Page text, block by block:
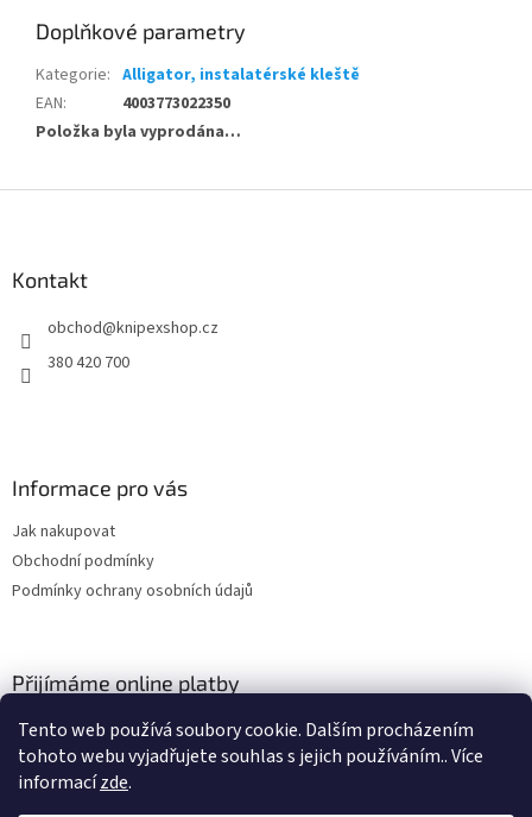
Tento web používá soubory cookie. Dalším procházením
tohoto webu vyjadřujete souhlas s jejich používáním.. Více
informacízde.
Doplňkové parametry
Kategorie: Alligator, instalatérské kleště
EAN:
4003773022350
Položka byla vyprodána…
Kontakt
obchod@knipexshop.cz
380 420 700
Informace pro vás
Jak nakupovat
Obchodní podmínky
Podmínky ochrany osobních údajů
Přijímáme online platby